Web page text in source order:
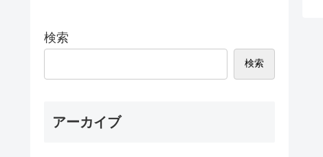
検索
検索
アーカイブ